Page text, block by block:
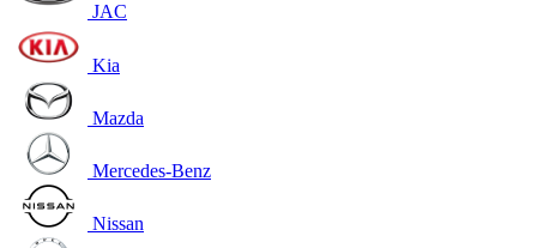
JAC
Kia
Mazda
Mercedes-Benz
Nissan